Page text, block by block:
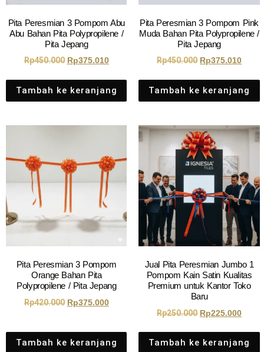
Pita Peresmian 3 Pompom Abu
Abu Bahan Pita Polypropilene /
Pita Jepang
Rp450.000 Rp375.010
Tambah ke keranjang
Pita Peresmian 3 Pompom Pink
Muda Bahan Pita Polypropilene /
Pita Jepang
Rp450.000 Rp375.010
Tambah ke keranjang
Pita Peresmian 3 Pompom
Orange Bahan Pita
Polypropilene / Pita Jepang
Rp420.000 Rp375.000
Tambah ke keranjang
Jual Pita Peresmian Jumbo 1
Pompom Kain Satin Kualitas
Premium untuk Kantor Toko
Baru
Rp250.000 Rp225.000
Tambah ke keranjang